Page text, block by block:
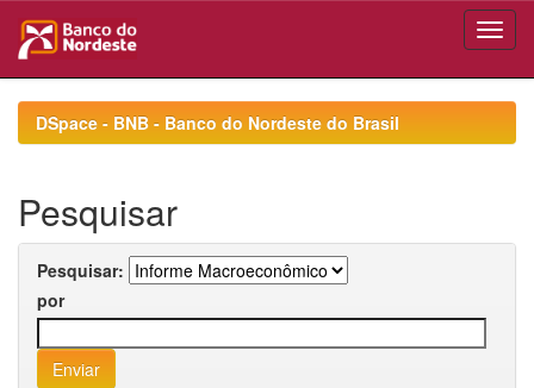
navigationDSpace - BNB - Banco do Nordeste do Brasil
Pesquisar
Pesquisar:
por